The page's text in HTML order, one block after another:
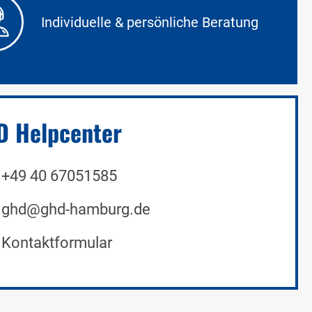
Individuelle & persönliche Beratung
Helpcenter
+49 40 67051585
ghd@ghd-hamburg.de
Kontaktformular